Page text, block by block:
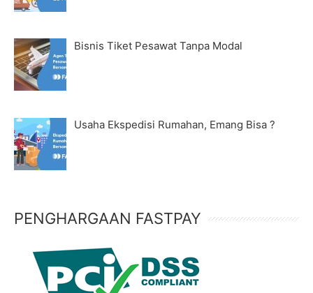
Bisnis Tiket Pesawat Tanpa Modal
Usaha Ekspedisi Rumahan, Emang Bisa ?
PENGHARGAAN FASTPAY